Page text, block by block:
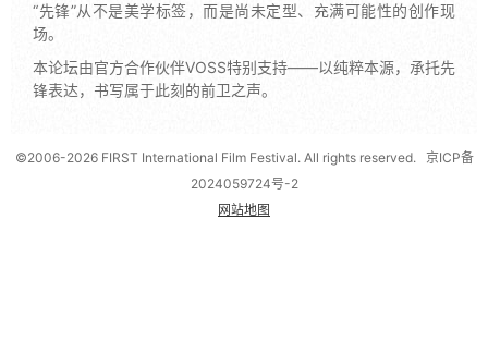
“先锋”从不是美学标签，而是尚未定型、充满可能性的创作现
场。
本论坛由官方合作伙伴VOSS特别支持——以纯粹本源，承托先
锋表达，书写属于此刻的前卫之声。
©2006-2026 FIRST International Film Festival. All rights reserved. 京ICP备
2024059724号-2
网站地图